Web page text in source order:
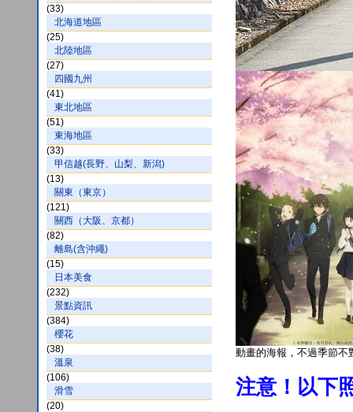
(33)
北海道地區
(25)
北陸地區
(27)
四國九州
(41)
東北地區
(51)
東海地區
(33)
甲信越(長野、山梨、新潟)
(13)
關東（東京）
(121)
關西（大阪、京都）
(82)
離島(含沖繩)
(15)
日本美食
(232)
景點資訊
(384)
櫻花
(38)
溫泉
(106)
滑雪
(20)
動畫的海報，不過季節不
注意！以下